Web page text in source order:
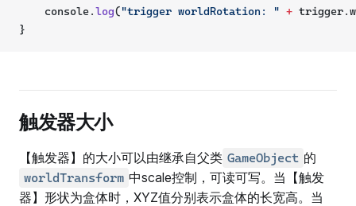
    console.
log("trigger worldRotation: " +
}
触发器大小
【触发器】的大小可以由继承自父类 GameObject 的
worldTransform 中scale控制，可读可写。当【触发
器】形状为盒体时，XYZ值分别表示盒体的长宽高。当